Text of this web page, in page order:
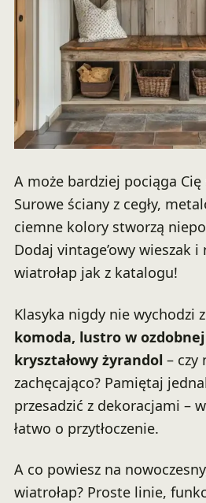
A może bardziej pociąga
Surowe ściany z cegły,
ciemne kolory stworzą
Dodaj vintage’owy wieszak
wiatrołap jak z katalogu!
Klasyka nigdy nie wychodzi
komoda, lustro w
kryształowy żyrandol – czy
zachęcająco? Pamiętaj
przesadzić z dekoracjami –
łatwo o przytłoczenie.
A co powiesz na
wiatrołap? Proste linie,